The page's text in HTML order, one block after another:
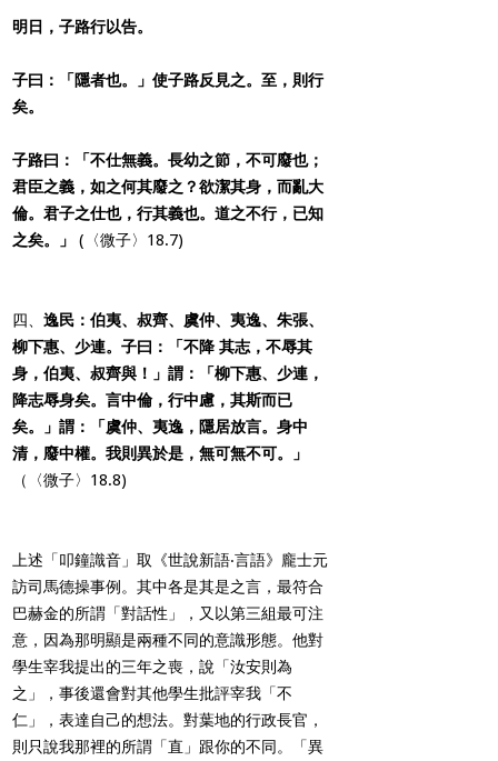
明日，子路行以告。
子曰：「隱者也。」使子路反見之。至，則行
矣。
子路曰：「不仕無義。長幼之節，不可廢也；
君臣之義，如之何其廢之？欲潔其身，而亂大
倫。君子之仕也，行其義也。道之不行，已知
之矣。」
(〈微子〉18.7)
四、逸民：伯夷、叔齊、虞仲、夷逸、朱張、
柳下惠、少連。子曰：「不降 其志，不辱其
身，伯夷、叔齊與！」謂：「柳下惠、少連，
降志辱身矣。言中倫，行中慮，其斯而已
矣。」謂：「虞仲、夷逸，隱居放言。身中
清，廢中權。我則異於是，無可無不可。」
（〈微子〉18.8)
上述「叩鐘識音」取《世說新語‧言語》龐士元
訪司馬德操事例。其中各是其是之言，最符合
巴赫金的所謂「對話性」，又以第三組最可注
意，因為那明顯是兩種不同的意識形態。他對
學生宰我提出的三年之喪，說「汝安則為
之」，事後還會對其他學生批評宰我「不
仁」，表達自己的想法。對葉地的行政長官，
則只說我那裡的所謂「直」跟你的不同。「異